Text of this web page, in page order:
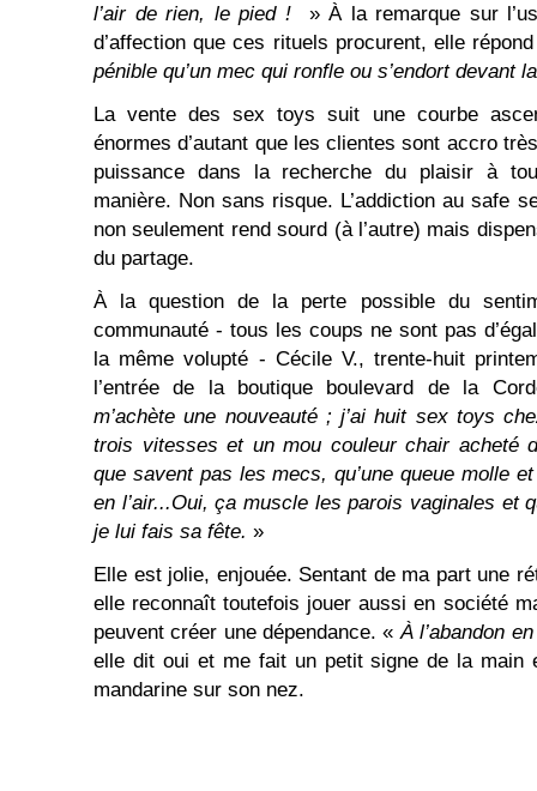
l’air de rien, le pied !
» À la remarque sur
d’affection que ces rituels procurent, elle
pénible qu’un mec qui ronfle ou s’endort devant
La vente des sex toys suit une courbe
énormes d’autant que les clientes sont accro
puissance dans la recherche du plaisir à
manière. Non sans risque. L’addiction au safe
non seulement rend sourd (à l’autre) mais
du partage.
À la question de la perte possible du
communauté - tous les coups ne sont pas
la même volupté - Cécile V., trente-huit
l’entrée de la boutique boulevard de la
m’achète une nouveauté ; j’ai huit sex toys
trois vitesses et un mou couleur chair acheté
que savent pas les mecs, qu’une queue molle
en l’air...Oui, ça muscle les parois vaginales et
je lui fais sa fête. »
Elle est jolie, enjouée. Sentant de ma part une
elle reconnaît toutefois jouer aussi en société
peuvent créer une dépendance. «À l’abandon
elle dit oui et me fait un petit signe de la main
mandarine sur son nez.